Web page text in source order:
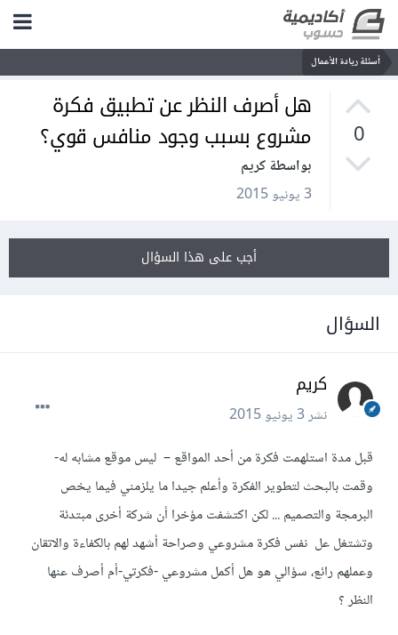
أسئلة ريادة الأعمال
0
هل أصرف النظر عن تطبيق فكرة
مشروع بسبب وجود منافس قوي؟
بواسطة كريم
3 يونيو 2015
أجب على هذا السؤال
السؤال
كريم
نشر3 يونيو 2015
قبل مدة استلهمت فكرة من أحد المواقع – ليس موقع مشابه له-
وقمت بالبحث لتطوير الفكرة وأعلم جيدا ما يلزمني فيما يخص
البرمجة والتصميم ... لكن اكتشفت مؤخرا أن شركة أخرى مبتدئة
وتشتغل عل نفس فكرة مشروعي وصراحة أشهد لهم بالكفاءة والاتقان
وعملهم رائع، سؤالي هو هل أكمل مشروعي -فكرتي-أم أصرف عنها
النظر ؟